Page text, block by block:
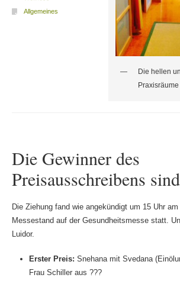
Die hellen
Praxisräume
Allgemeines
Die Gewinner des
Preisausschreibens
Die Ziehung fand wie angekündigt um 15 Uhr
Messestand auf der Gesundheitsmesse statt.
Luidor.
Erster Preis: Snehana mit Svedana
Frau Schiller aus ???